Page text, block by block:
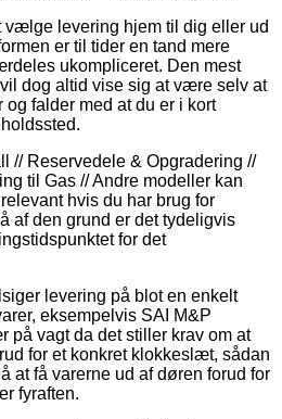
levering hjem til dig eller ud
er til tider en tand mere
ukompliceret. Den mest
dog altid vise sig at være selv at
og falder med at du er i kort
// Reservedele & Opgradering //
til Gas // Andre modeller kan
hvis du har brug for
af den grund er det tydeligvis
for det
levering på blot en enkelt
eksempelvis SAI M&P
på vagt da det stiller krav om at
for et konkret klokkeslæt, sådan
at få varerne ud af døren forud for
fyraften.